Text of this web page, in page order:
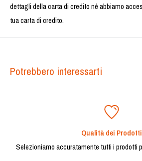
dettagli della carta di credito né abbiamo
tua carta di credito.
Potrebbero interessarti
Qualità dei Prodotti
Selezioniamo accuratamente tutti i prodotti